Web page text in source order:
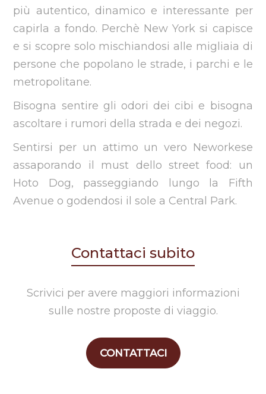
più autentico, dinamico e interessante per
capirla a fondo. Perchè New York si capisce
e si scopre solo mischiandosi alle migliaia di
persone che popolano le strade, i parchi e le
metropolitane.
Bisogna sentire gli odori dei cibi e bisogna
ascoltare i rumori della strada e dei negozi.
Sentirsi per un attimo un vero Neworkese
assaporando il must dello street food: un
Hoto Dog, passeggiando lungo la Fifth
Avenue o godendosi il sole a Central Park.
Contattaci subito
Scrivici per avere maggiori informazioni
sulle nostre proposte di viaggio.
CONTATTACI